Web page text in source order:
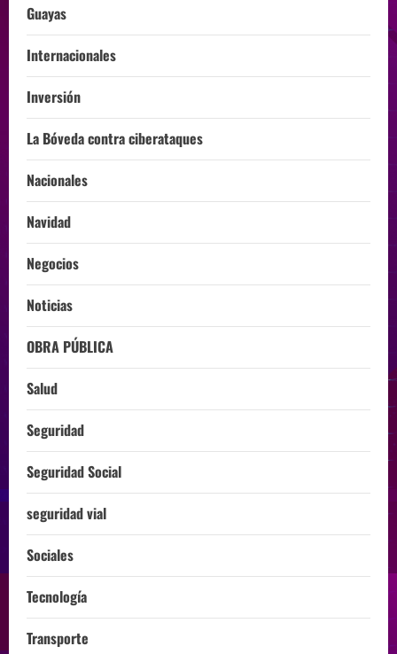
Guayas
Internacionales
Inversión
La Bóveda contra ciberataques
Nacionales
Navidad
Negocios
Noticias
OBRA PÚBLICA
Salud
Seguridad
Seguridad Social
seguridad vial
Sociales
Tecnología
Transporte